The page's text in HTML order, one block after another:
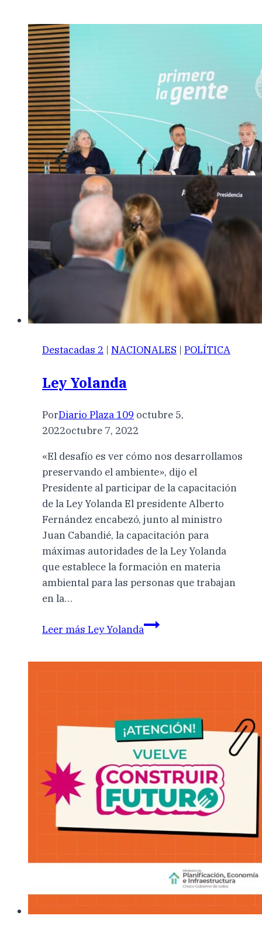
Destacadas 2 | NACIONALES | POLÍTICA
Ley Yolanda
PorDiario Plaza 109 octubre 5,
2022octubre 7, 2022
«El desafío es ver cómo nos desarrollamos
preservando el ambiente», dijo el
Presidente al participar de la capacitación
de la Ley Yolanda El presidente Alberto
Fernández encabezó, junto al ministro
Juan Cabandié, la capacitación para
máximas autoridades de la Ley Yolanda
que establece la formación en materia
ambiental para las personas que trabajan
en la…
Leer más Ley Yolanda